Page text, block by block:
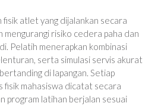
fisik atlet yang dijalankan secara
risiko cedera paha dan
Pelatih menerapkan kombinasi
serta simulasi servis akurat
di lapangan. Setiap
fisik mahasiswa dicatat secara
program latihan berjalan sesuai